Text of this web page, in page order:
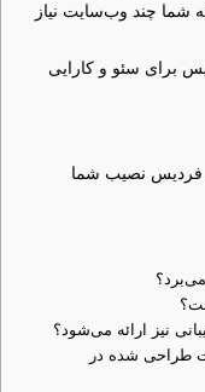
چند وب‌سایت نیاز
برای سئو و کارایی
فردیس نصیب شما
طراحی شده در